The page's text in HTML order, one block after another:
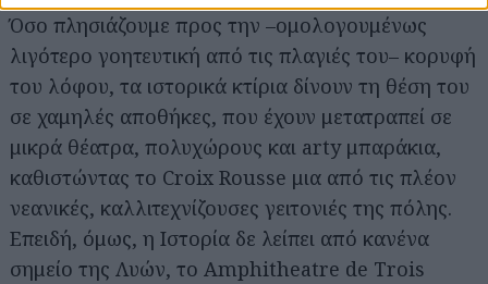
Όσο πλησιάζουμε προς την –ομολογουμένως
λιγότερο γοητευτική από τις πλαγιές του– κορυφή
του λόφου, τα ιστορικά κτίρια δίνουν τη θέση του
σε χαμηλές αποθήκες, που έχουν μετατραπεί σε
μικρά θέατρα, πολυχώρους και arty μπαράκια,
καθιστώντας το Croix Rousse μια από τις πλέον
νεανικές, καλλιτεχνίζουσες γειτονιές της πόλης.
Επειδή, όμως, η Ιστορία δε λείπει από κανένα
σημείο της Λυών, το Amphitheatre de Trois